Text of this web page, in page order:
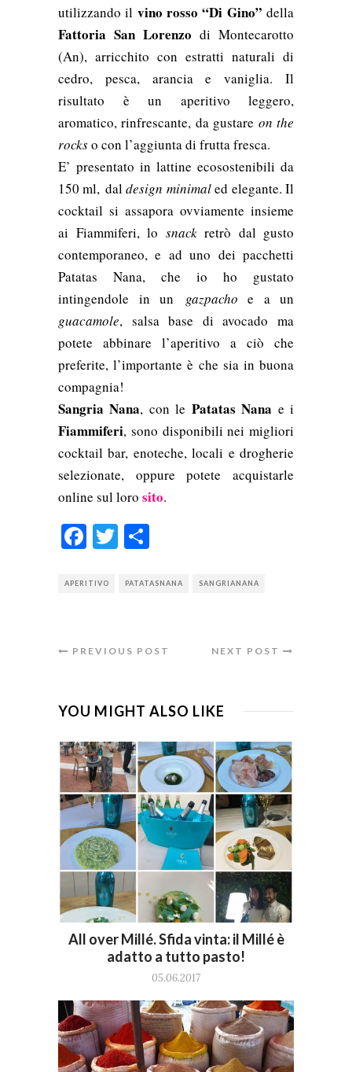
utilizzando il vino rosso “Di Gino” della
Fattoria San Lorenzo di Montecarotto
(An), arricchito con estratti naturali di
cedro, pesca, arancia e vaniglia. Il
risultato è un aperitivo leggero,
aromatico, rinfrescante, da gustare on the
rockso con l’aggiunta di frutta fresca.
E’ presentato in lattine ecosostenibili da
150 ml, daldesign minimaled elegante. Il
cocktail si assapora ovviamente insieme
ai Fiammiferi, lo snackretrò dal gusto
contemporaneo, e ad uno dei pacchetti
Patatas Nana, che io ho gustato
intingendole in un
gazpacho e a un
guacamole, salsa base di avocado ma
potete abbinare l’aperitivo a ciò che
preferite, l’importante è che sia in buona
compagnia!
Sangria Nana, con le Patatas Nana e i
Fiammiferi, sono disponibili nei migliori
cocktail bar, enoteche, locali e drogherie
selezionate, oppure potete acquistarle
online sul loro sito.
Facebook
Twitter
APERITIVO PATATASNANA SANGRIANANA
PREVIOUS POST NEXT POST
YOU MIGHT ALSO LIKE
All over Millé. Sfida vinta: il Millé è
adatto a tutto pasto!
05.06.2017